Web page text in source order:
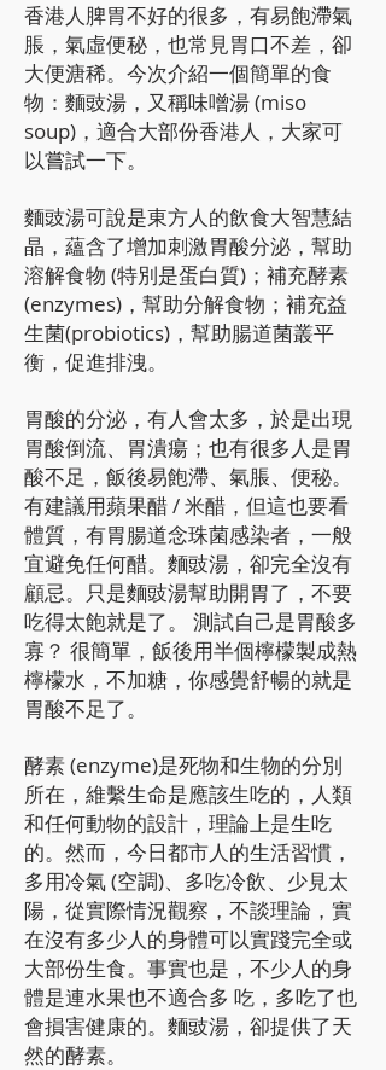
香港人脾胃不好的很多，有易飽滯氣
脹，氣虛便秘，也常見胃口不差，卻
大便溏稀。今次介紹一個簡單的食
物：麵豉湯，又稱味噌湯 (miso
soup)，適合大部份香港人，大家可
以嘗試一下。
麵豉湯可說是東方人的飲食大智慧結
晶，蘊含了增加刺激胃酸分泌，幫助
溶解食物 (特別是蛋白質)；補充酵素
(enzymes)，幫助分解食物；補充益
生菌(probiotics)，幫助腸道菌叢平
衡，促進排洩。
胃酸的分泌，有人會太多，於是出現
胃酸倒流、胃潰瘍；也有很多人是胃
酸不足，飯後易飽滯、氣脹、便秘。
有建議用蘋果醋 / 米醋，但這也要看
體質，有胃腸道念珠菌感染者，一般
宜避免任何醋。麵豉湯，卻完全沒有
顧忌。只是麵豉湯幫助開胃了，不要
吃得太飽就是了。 測試自己是胃酸多
寡？ 很簡單，飯後用半個檸檬製成熱
檸檬水，不加糖，你感覺舒暢的就是
胃酸不足了。
酵素 (enzyme)是死物和生物的分別
所在，維繫生命是應該生吃的，人類
和任何動物的設計，理論上是生吃
的。然而，今日都市人的生活習慣，
多用冷氣 (空調)、多吃冷飲、少見太
陽，從實際情況觀察，不談理論，實
在沒有多少人的身體可以實踐完全或
大部份生食。事實也是，不少人的身
體是連水果也不適合多 吃，多吃了也
會損害健康的。麵豉湯，卻提供了天
然的酵素。